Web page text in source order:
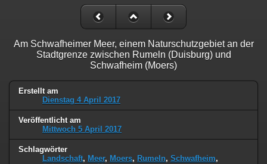
Am Schwafheimer Meer, einem Naturschutzgebiet an der
Stadtgrenze zwischen Rumeln (Duisburg) und
Schwafheim (Moers)
Erstellt am
Dienstag 4 April 2017
Veröffentlicht am
Mittwoch 5 April 2017
Schlagwörter
Landschaft, Meer, Moers, Rumeln, Schwafheim,